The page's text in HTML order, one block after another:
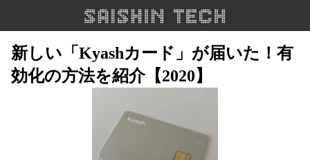
新しい「Kyashカード」が届いた！有
効化の方法を紹介【2020】